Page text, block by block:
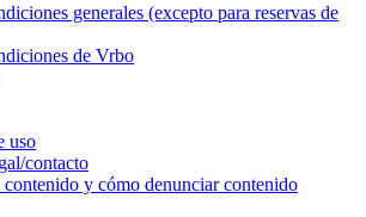
generales (excepto para reservas de
de Vrbo
uso
contacto
contenido y cómo denunciar contenido